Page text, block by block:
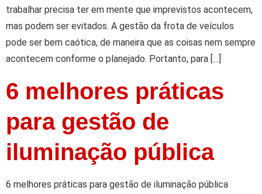
trabalhar precisa ter em mente que imprevistos acontecem,
mas podem ser evitados. A gestão da frota de veículos
pode ser bem caótica, de maneira que as coisas nem sempre
acontecem conforme o planejado. Portanto, para […]
6 melhores práticas
para gestão de
iluminação pública
6 melhores práticas para gestão de iluminação pública